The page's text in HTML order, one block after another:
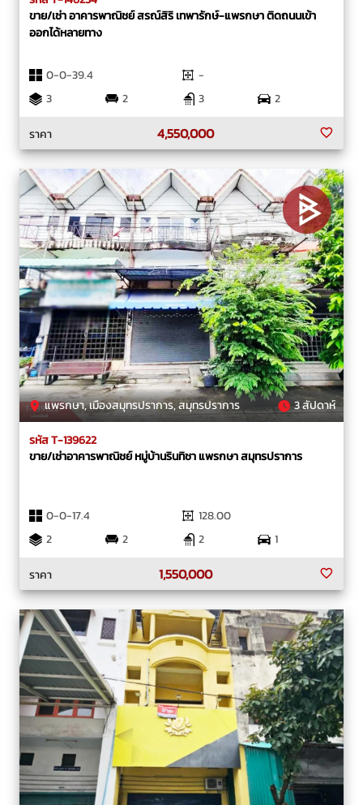
ขาย/เช่า อาคารพาณิชย์ สรณ์สิริ เทพารักษ์-แพรกษา ติดถนนเข้า
ออกได้หลายทาง
0-0-39.4
-
3
2 3
2
ราคา
4,550,000
แพรกษา, เมืองสมุทรปราการ, สมุทรปราการ 3 สัปดาห์
รหัส T-139622
ขาย/เช่าอาคารพาณิชย์ หมู่บ้านรินทิชา แพรกษา สมุทรปราการ
0-0-17.4
128.00
2
2 2
1
ราคา
1,550,000